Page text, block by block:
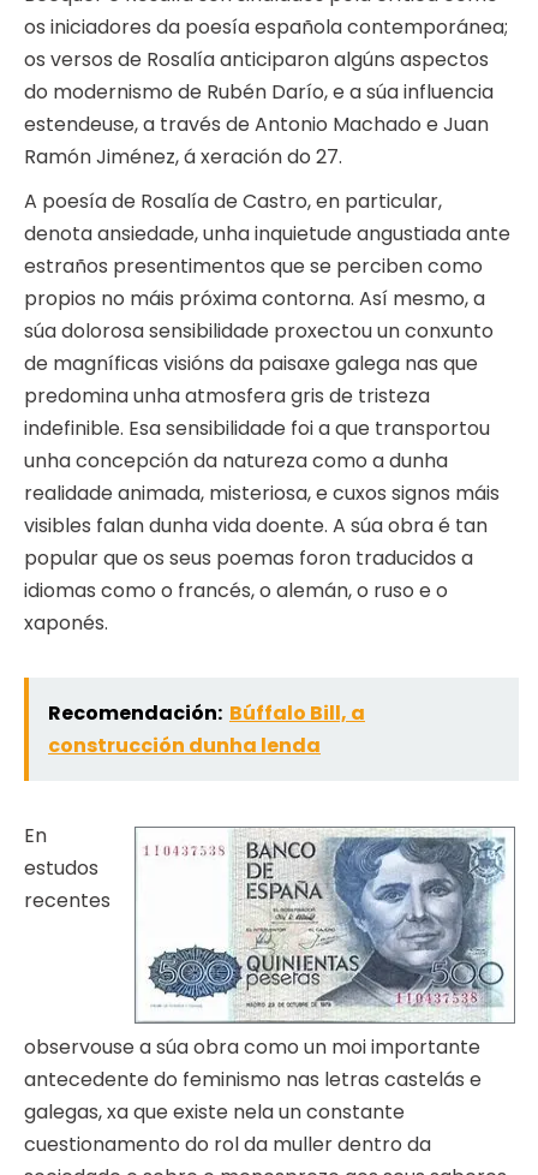
os iniciadores da poesía española contemporánea;
os versos de Rosalía anticiparon algúns aspectos
do modernismo de Rubén Darío, e a súa influencia
estendeuse, a través de Antonio Machado e Juan
Ramón Jiménez, á xeración do 27.
A poesía de Rosalía de Castro, en particular,
denota ansiedade, unha inquietude angustiada ante
estraños presentimentos que se perciben como
propios no máis próxima contorna. Así mesmo, a
súa dolorosa sensibilidade proxectou un conxunto
de magníficas visións da paisaxe galega nas que
predomina unha atmosfera gris de tristeza
indefinible. Esa sensibilidade foi a que transportou
unha concepción da natureza como a dunha
realidade animada, misteriosa, e cuxos signos máis
visibles falan dunha vida doente. A súa obra é tan
popular que os seus poemas foron traducidos a
idiomas como o francés, o alemán, o ruso e o
xaponés.
Recomendación: Búffalo Bill, a
construcción dunha lenda
En
estudos
recentes
observouse a súa obra como un moi importante
antecedente do feminismo nas letras castelás e
galegas, xa que existe nela un constante
cuestionamento do rol da muller dentro da